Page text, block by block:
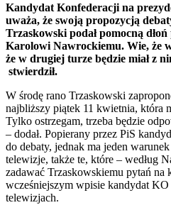
Kandydat Konfederacji na
uważa, że swoją propozycją
Trzaskowski podał pomocną
Karolowi Nawrockiemu. Wie, że
że w drugiej turze będzie miał z
stwierdził.
W środę rano Trzaskowski
najbliższy piątek 11 kwietnia, która
Tylko ostrzegam, trzeba będzie
– dodał. Popierany przez PiS
do debaty, jednak ma jeden
telewizje, także te, które – według
zadawać Trzaskowskiemu pytań na
wcześniejszym wpisie kandydat
telewizjach.